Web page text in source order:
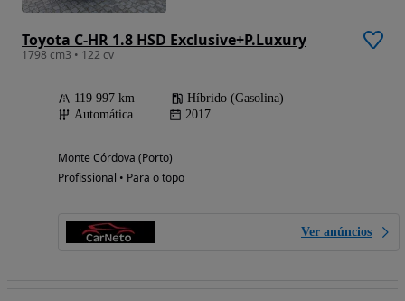
Toyota C-HR 1.8 HSD Exclusive+P.Luxury
1798 cm3 • 122 cv
119 997 km
Híbrido (Gasolina)
Automática
2017
Monte Córdova (Porto)
Profissional • Para o topo
Ver anúncios